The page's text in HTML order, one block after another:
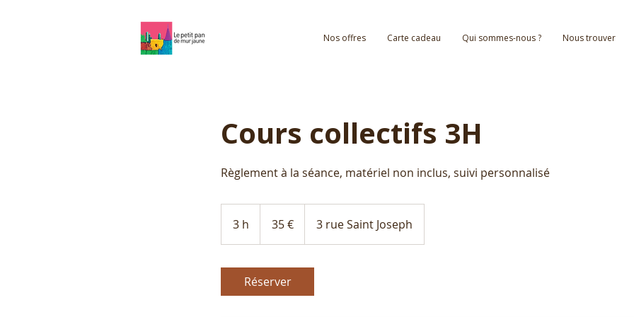
Nos offres Carte cadeau Qui sommes-nous ? Nous trouver
Cours collectifs 3H
3 h
h
35 € 3 rue Saint Joseph
Réserver